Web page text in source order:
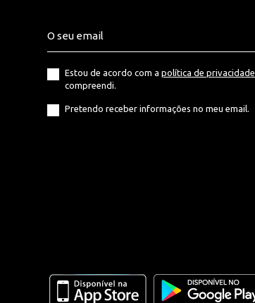
Estou de acordo com a política de privacidade
compreendi.
Pretendo receber informações no meu email.